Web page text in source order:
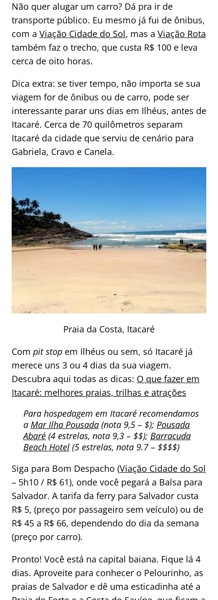
Não quer alugar um carro? Dá pra ir de
transporte público. Eu mesmo já fui de ônibus,
com a Viação Cidade do Sol, mas a Viação Rota
também faz o trecho, que custa R$ 100 e leva
cerca de oito horas.
Dica extra: se tiver tempo, não importa se sua
viagem for de ônibus ou de carro, pode ser
interessante parar uns dias em Ilhéus, antes de
Itacaré. Cerca de 70 quilômetros separam
Itacaré da cidade que serviu de cenário para
Gabriela, Cravo e Canela.
Praia da Costa, Itacaré
Com pit stop em Ilhéus ou sem, só Itacaré já
merece uns 3 ou 4 dias da sua viagem.
Descubra aqui todas as dicas: O que fazer em
Itacaré: melhores praias, trilhas e atrações
Para hospedagem em Itacaré recomendamos
a Mar Ilha Pousada (nota 9,5 – $); Pousada
Abaré (4 estrelas, nota 9,3 – $$); Barracuda
Beach Hotel (5 estrelas, nota 9.7 – $$$$)
Siga para Bom Despacho (Viação Cidade do Sol
– 5h10 / R$ 61), onde você pegará a Balsa para
Salvador. A tarifa da ferry para Salvador custa
R$ 5, (preço por passageiro sem veículo) ou de
R$ 45 a R$ 66, dependendo do dia da semana
(preço por carro).
Pronto! Você está na capital baiana. Fique lá 4
dias. Aproveite para conhecer o Pelourinho, as
praias de Salvador e dê uma esticadinha até a